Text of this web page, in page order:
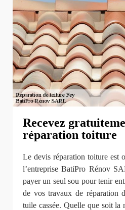
Recevez
réparation toiture
Le devis réparation toiture est
l’entreprise BatiPro Rénov
payer un seul sou pour tenir
de vos travaux de réparation
tuile cassée. Quelle que soit la